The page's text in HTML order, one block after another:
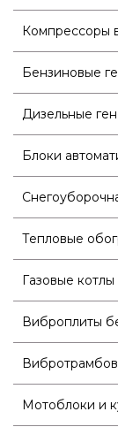
Компрессоры
Бензиновые
Дизельные
Блоки
Тепловые
Газовые
Виброплиты
Мотоблоки и